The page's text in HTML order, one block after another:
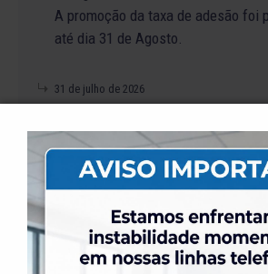
A promoção da taxa de adesão foi
até dia 31 de Agosto.
31 de julho de 2026
a gente.
Venha para a Feijoada na ELASE.
31 de julho de 2026